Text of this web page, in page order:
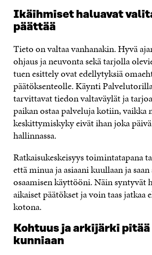
Ikäihmiset haluavat
päättää
Tieto on valtaa vanhanakin. Hyvä
ohjaus ja neuvonta sekä tarjolla
tuen esittely ovat edellytyksiä
päätöksenteolle. Käynti
tarvittavat tiedon valtaväylät ja
paikan ostaa palveluja kotiin, vaikka
keskittymiskyky eivät ihan joka
hallinnassa.
Ratkaisukeskeisyys toimintatapana
että minua ja asiaani kuullaan ja
osaamisen käyttööni. Näin syntyvät
aikaiset päätökset ja voin taas jatkaa
kotona.
Kohtuus ja arkijärki pitää
kunniaan